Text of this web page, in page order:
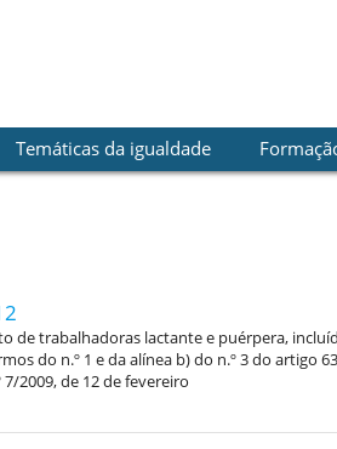
Temáticas da igualdade
de trabalhadoras lactante e puérpera,
do n.º 1 e da alínea b) do n.º 3 do artigo
2009, de 12 de fevereiro